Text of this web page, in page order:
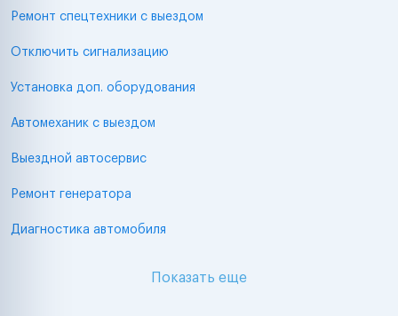
Ремонт спецтехники с выездом
Отключить сигнализацию
Установка доп. оборудования
Автомеханик с выездом
Выездной автосервис
Ремонт генератора
Диагностика автомобиля
Показать еще